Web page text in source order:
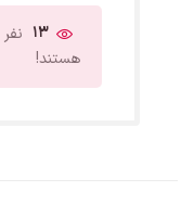
13
هستند!